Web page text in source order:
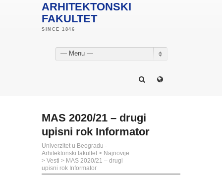
ARHITEKTONSKI
FAKULTET
— Menu —
MAS 2020/21 – drugi
upisni rok Informator
Univerzitet u Beogradu -
Arhitektonski fakultet > Najnovije
> Vesti > MAS 2020/21 – drugi
upisni rok Informator